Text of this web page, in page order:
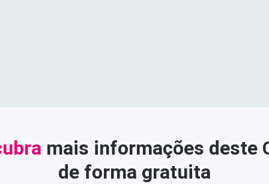
mais informações deste
de forma gratuita